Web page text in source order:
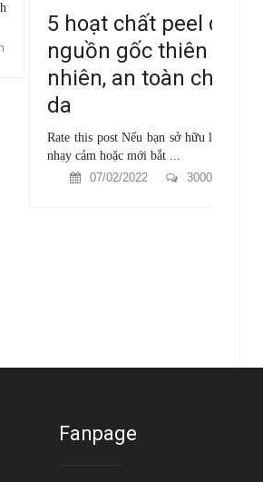
5 hoạt chất peel da
nguồn gốc thiên
nhiên, an toàn cho
Rate this post Nếu bạn sở hữu làn da
nhạy cảm hoặc mới bắt ...
07/02/2022
3000 xem
Fanpage